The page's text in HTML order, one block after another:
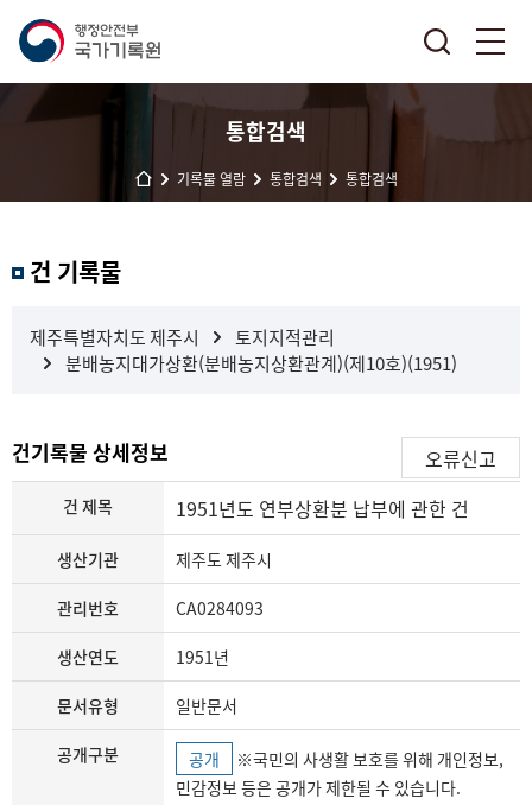
통합검색
기록물 열람 통합검색 통합검색
과 건 기록물
제주특별자치도 제주시
토지지적관리
분배농지대가상환(분배농지상환관계)(제10호)(1951)
건기록물 상세정보 오류신고
건 제목 1951년도 연부상환분 납부에 관한 건
생산기관 제주도 제주시
관리번호 CA0284093
생산연도 1951년
문서유형 일반문서
공개구분 공개
민감정보 등은 공개가 제한될 수 있습니다.